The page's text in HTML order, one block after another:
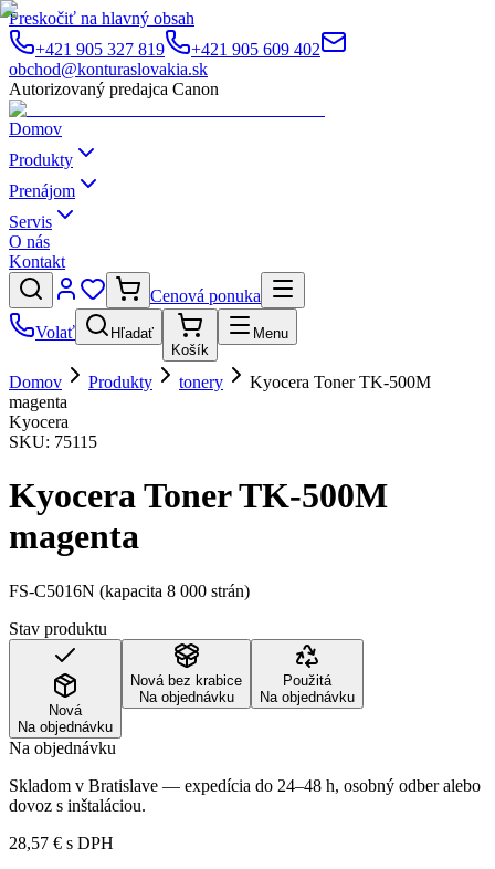
Preskočiť na hlavný obsah
+421 905 327 819
+421 905 609 402
obchod@konturaslovakia.sk
Autorizovaný predajca Canon
Domov
Produkty
Prenájom
Servis
O nás
Kontakt
Cenová ponuka
Volať
Hľadať
Košík
Menu
Domov Produkty tonery
Kyocera Toner TK-500M
magenta
Kyocera
SKU: 75115
Kyocera Toner TK-500M
magenta
FS-C5016N (kapacita 8 000 strán)
Stav produktu
Nová
Na objednávku
Nová bez krabice
Na objednávku
Použitá
Na objednávku
Na objednávku
Skladom v Bratislave — expedícia do 24–48 h, osobný odber alebo
dovoz s inštaláciou.
28,57 € s DPH